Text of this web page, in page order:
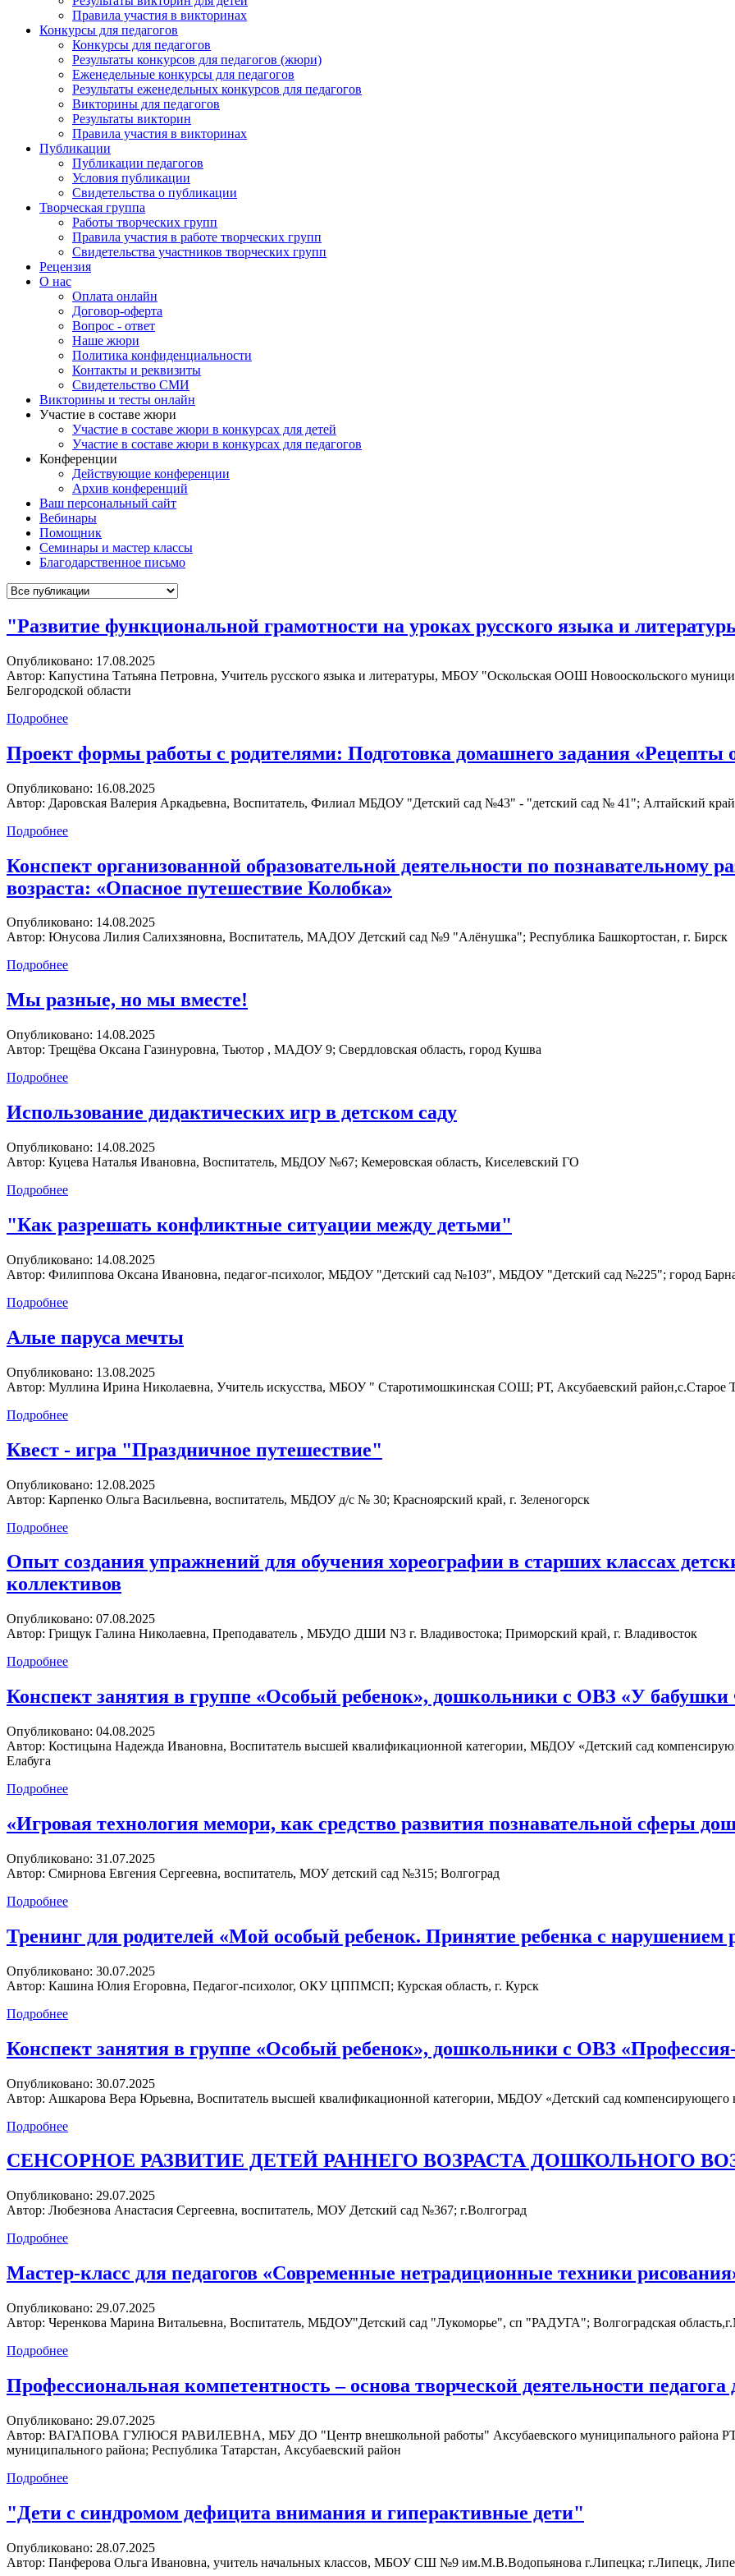
Результаты викторин для детей
Правила участия в викторинах
Конкурсы для педагогов
Конкурсы для педагогов
Результаты конкурсов для педагогов (жюри)
Еженедельные конкурсы для педагогов
Результаты еженедельных конкурсов для педагогов
Викторины для педагогов
Результаты викторин
Правила участия в викторинах
Публикации
Публикации педагогов
Условия публикации
Свидетельства о публикации
Творческая группа
Работы творческих групп
Правила участия в работе творческих групп
Свидетельства участников творческих групп
Рецензия
О нас
Оплата онлайн
Договор-оферта
Вопрос - ответ
Наше жюри
Политика конфиденциальности
Контакты и реквизиты
Свидетельство СМИ
Викторины и тесты онлайн
Участие в составе жюри
Участие в составе жюри в конкурсах для детей
Участие в составе жюри в конкурсах для педагогов
Конференции
Действующие конференции
Архив конференций
Ваш персональный сайт
Вебинары
Помощник
Семинары и мастер классы
Благодарственное письмо
"Развитие функциональной грамотности на уроках русского языка и
Опубликовано: 17.08.2025
Автор: Капустина Татьяна Петровна, Учитель русского языка и литературы, МБОУ "Оскольская ООШ Новооскольского
Белгородской области
Подробнее
Проект формы работы с родителями: Подготовка домашнего задания «Рецепты
Опубликовано: 16.08.2025
Автор: Даровская Валерия Аркадьевна, Воспитатель, Филиал МБДОУ "Детский сад №43" - "детский сад № 41"; Алтайский
Подробнее
Конспект организованной образовательной деятельности по познавательному
возраста: «Опасное путешествие Колобка»
Опубликовано: 14.08.2025
Автор: Юнусова Лилия Салихзяновна, Воспитатель, МАДОУ Детский сад №9 "Алёнушка"; Республика Башкортостан, г. Бирск
Подробнее
Мы разные, но мы вместе!
Опубликовано: 14.08.2025
Автор: Трещёва Оксана Газинуровна, Тьютор , МАДОУ 9; Свердловская область, город Кушва
Подробнее
Использование дидактических игр в детском саду
Опубликовано: 14.08.2025
Автор: Куцева Наталья Ивановна, Воспитатель, МБДОУ №67; Кемеровская область, Киселевский ГО
Подробнее
"Как разрешать конфликтные ситуации между детьми"
Опубликовано: 14.08.2025
Автор: Филиппова Оксана Ивановна, педагог-психолог, МБДОУ "Детский сад №103", МБДОУ "Детский сад №225"; город
Подробнее
Алые паруса мечты
Опубликовано: 13.08.2025
Автор: Муллина Ирина Николаевна, Учитель искусства, МБОУ " Старотимошкинская СОШ; РТ, Аксубаевский район,с.Старое
Подробнее
Квест - игра "Праздничное путешествие"
Опубликовано: 12.08.2025
Автор: Карпенко Ольга Васильевна, воспитатель, МБДОУ д/с № 30; Красноярский край, г. Зеленогорск
Подробнее
Опыт создания упражнений для обучения хореографии в старших классах
коллективов
Опубликовано: 07.08.2025
Автор: Грищук Галина Николаевна, Преподаватель , МБУДО ДШИ N3 г. Владивостока; Приморский край, г. Владивосток
Подробнее
Конспект занятия в группе «Особый ребенок», дошкольники с ОВЗ «У
Опубликовано: 04.08.2025
Автор: Костицына Надежда Ивановна, Воспитатель высшей квалификационной категории, МБДОУ «Детский сад
Елабуга
Подробнее
«Игровая технология мемори, как средство развития познавательной сферы
Опубликовано: 31.07.2025
Автор: Смирнова Евгения Сергеевна, воспитатель, МОУ детский сад №315; Волгоград
Подробнее
Тренинг для родителей «Мой особый ребенок. Принятие ребенка с нарушением
Опубликовано: 30.07.2025
Автор: Кашина Юлия Егоровна, Педагог-психолог, ОКУ ЦППМСП; Курская область, г. Курск
Подробнее
Конспект занятия в группе «Особый ребенок», дошкольники с ОВЗ
Опубликовано: 30.07.2025
Автор: Ашкарова Вера Юрьевна, Воспитатель высшей квалификационной категории, МБДОУ «Детский сад
Подробнее
СЕНСОРНОЕ РАЗВИТИЕ ДЕТЕЙ РАННЕГО ВОЗРАСТА ДОШКОЛЬНОГО
Опубликовано: 29.07.2025
Автор: Любезнова Анастасия Сергеевна, воспитатель, МОУ Детский сад №367; г.Волгоград
Подробнее
Мастер-класс для педагогов «Современные нетрадиционные техники
Опубликовано: 29.07.2025
Автор: Черенкова Марина Витальевна, Воспитатель, МБДОУ"Детский сад "Лукоморье", сп "РАДУГА"; Волгоградская
Подробнее
Профессиональная компетентность – основа творческой деятельности
Опубликовано: 29.07.2025
Автор: ВАГАПОВА ГУЛЮСЯ РАВИЛЕВНА, МБУ ДО "Центр внешкольной работы" Аксубаевского муниципального района
муниципального района; Республика Татарстан, Аксубаевский район
Подробнее
"Дети с синдромом дефицита внимания и гиперактивные дети"
Опубликовано: 28.07.2025
Автор: Панферова Ольга Ивановна, учитель начальных классов, МБОУ СШ №9 им.М.В.Водопьянова г.Липецка; г.Липецк,